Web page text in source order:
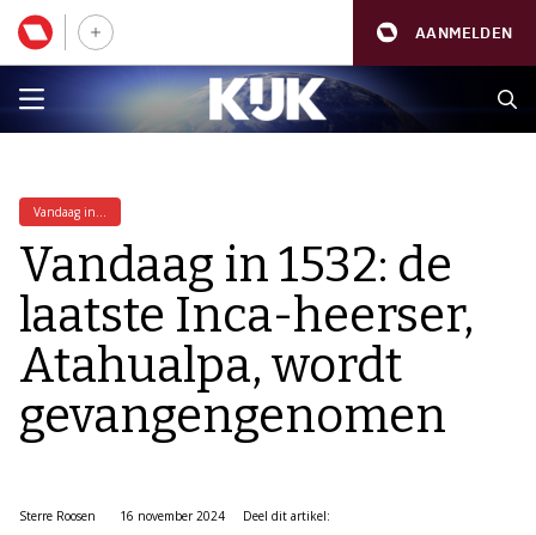
AANMELDEN
Vandaag in...
Vandaag in 1532: de
laatste Inca-heerser,
Atahualpa, wordt
gevangengenomen
Sterre Roosen
16 november 2024
Deel dit artikel: